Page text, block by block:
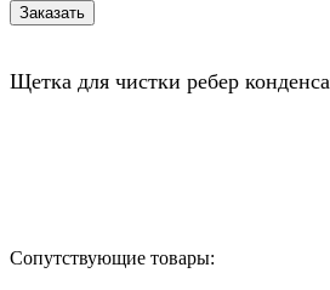
Щетка для чистки ребер
Сопутствующие товары: